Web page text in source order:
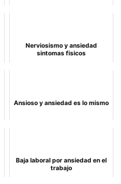
Nerviosismo y ansiedad
sintomas fisicos
Ansioso y ansiedad es lo mismo
Baja laboral por ansiedad en el
trabajo